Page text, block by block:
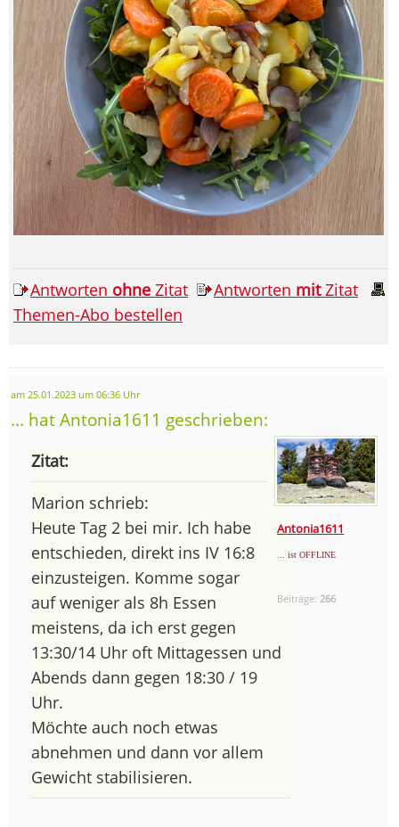
Antworten ohne Zitat Antworten mitZitat
Themen-Abo bestellen
am 25.01.2023 um 06:36 Uhr
... hat Antonia1611 geschrieben:
Antonia1611
... ist OFFLINE
Beiträge:266
Zitat:
Marion schrieb:
Heute Tag 2 bei mir. Ich habe
entschieden, direkt ins IV 16:8
einzusteigen. Komme sogar
auf weniger als 8h Essen
meistens, da ich erst gegen
13:30/14 Uhr oft Mittagessen und
Abends dann gegen 18:30 / 19
Uhr.
Möchte auch noch etwas
abnehmen und dann vor allem
Gewicht stabilisieren.